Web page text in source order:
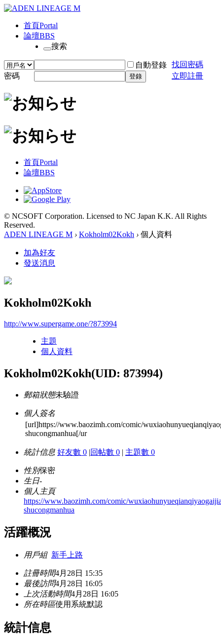
首頁Portal
論壇BBS
搜索
自動登錄 找回密碼
密碼
登錄 立即註冊
首頁Portal
論壇BBS
© NCSOFT Corporation. Licensed to NC Japan K.K. All Rights
Reserved.
ADEN LINEAGE M › Kokholm02Kokh › 個人資料
加為好友
發送消息
Kokholm02Kokh
http://www.supergame.one/?873994
主題
個人資料
Kokholm02Kokh(UID: 873994)
郵箱狀態未驗證
個人簽名
[url]https://www.baozimh.com/comic/
shucongmanhua[/ur
統計信息 好友數 0 |回帖數 0 | 主題數 0
性別保密
生日-
個人主頁
https://www.baozimh.com/comic/
shucongmanhua
活躍概況
用戶組 新手上路
註冊時間4月28日 15:35
最後訪問4月28日 16:05
上次活動時間4月28日 16:05
所在時區使用系統默認
統計信息